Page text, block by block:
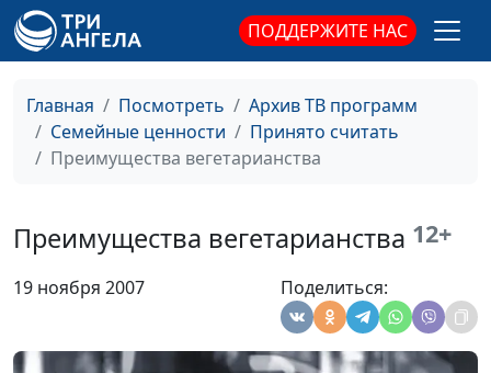
ПОДДЕРЖИТЕ НАС
Главная Посмотреть
Архив ТВ программ
Семейные ценности
Принято считать
Преимущества вегетарианства
Преимущества вегетарианства 12+
19 ноября 2007 Поделиться:
Людмила, Слесарева
Ирина
Пора в школу?
Андряшина
Людмила, Слесарева
Ирина
Ирина
Мой ребенок - непоседа
Андряшина
Людмила, Слесарева